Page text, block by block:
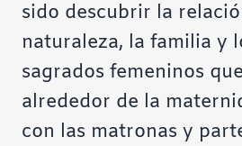
sido descubrir la
naturaleza, la familia y
sagrados femeninos
alrededor de la
con las matronas y